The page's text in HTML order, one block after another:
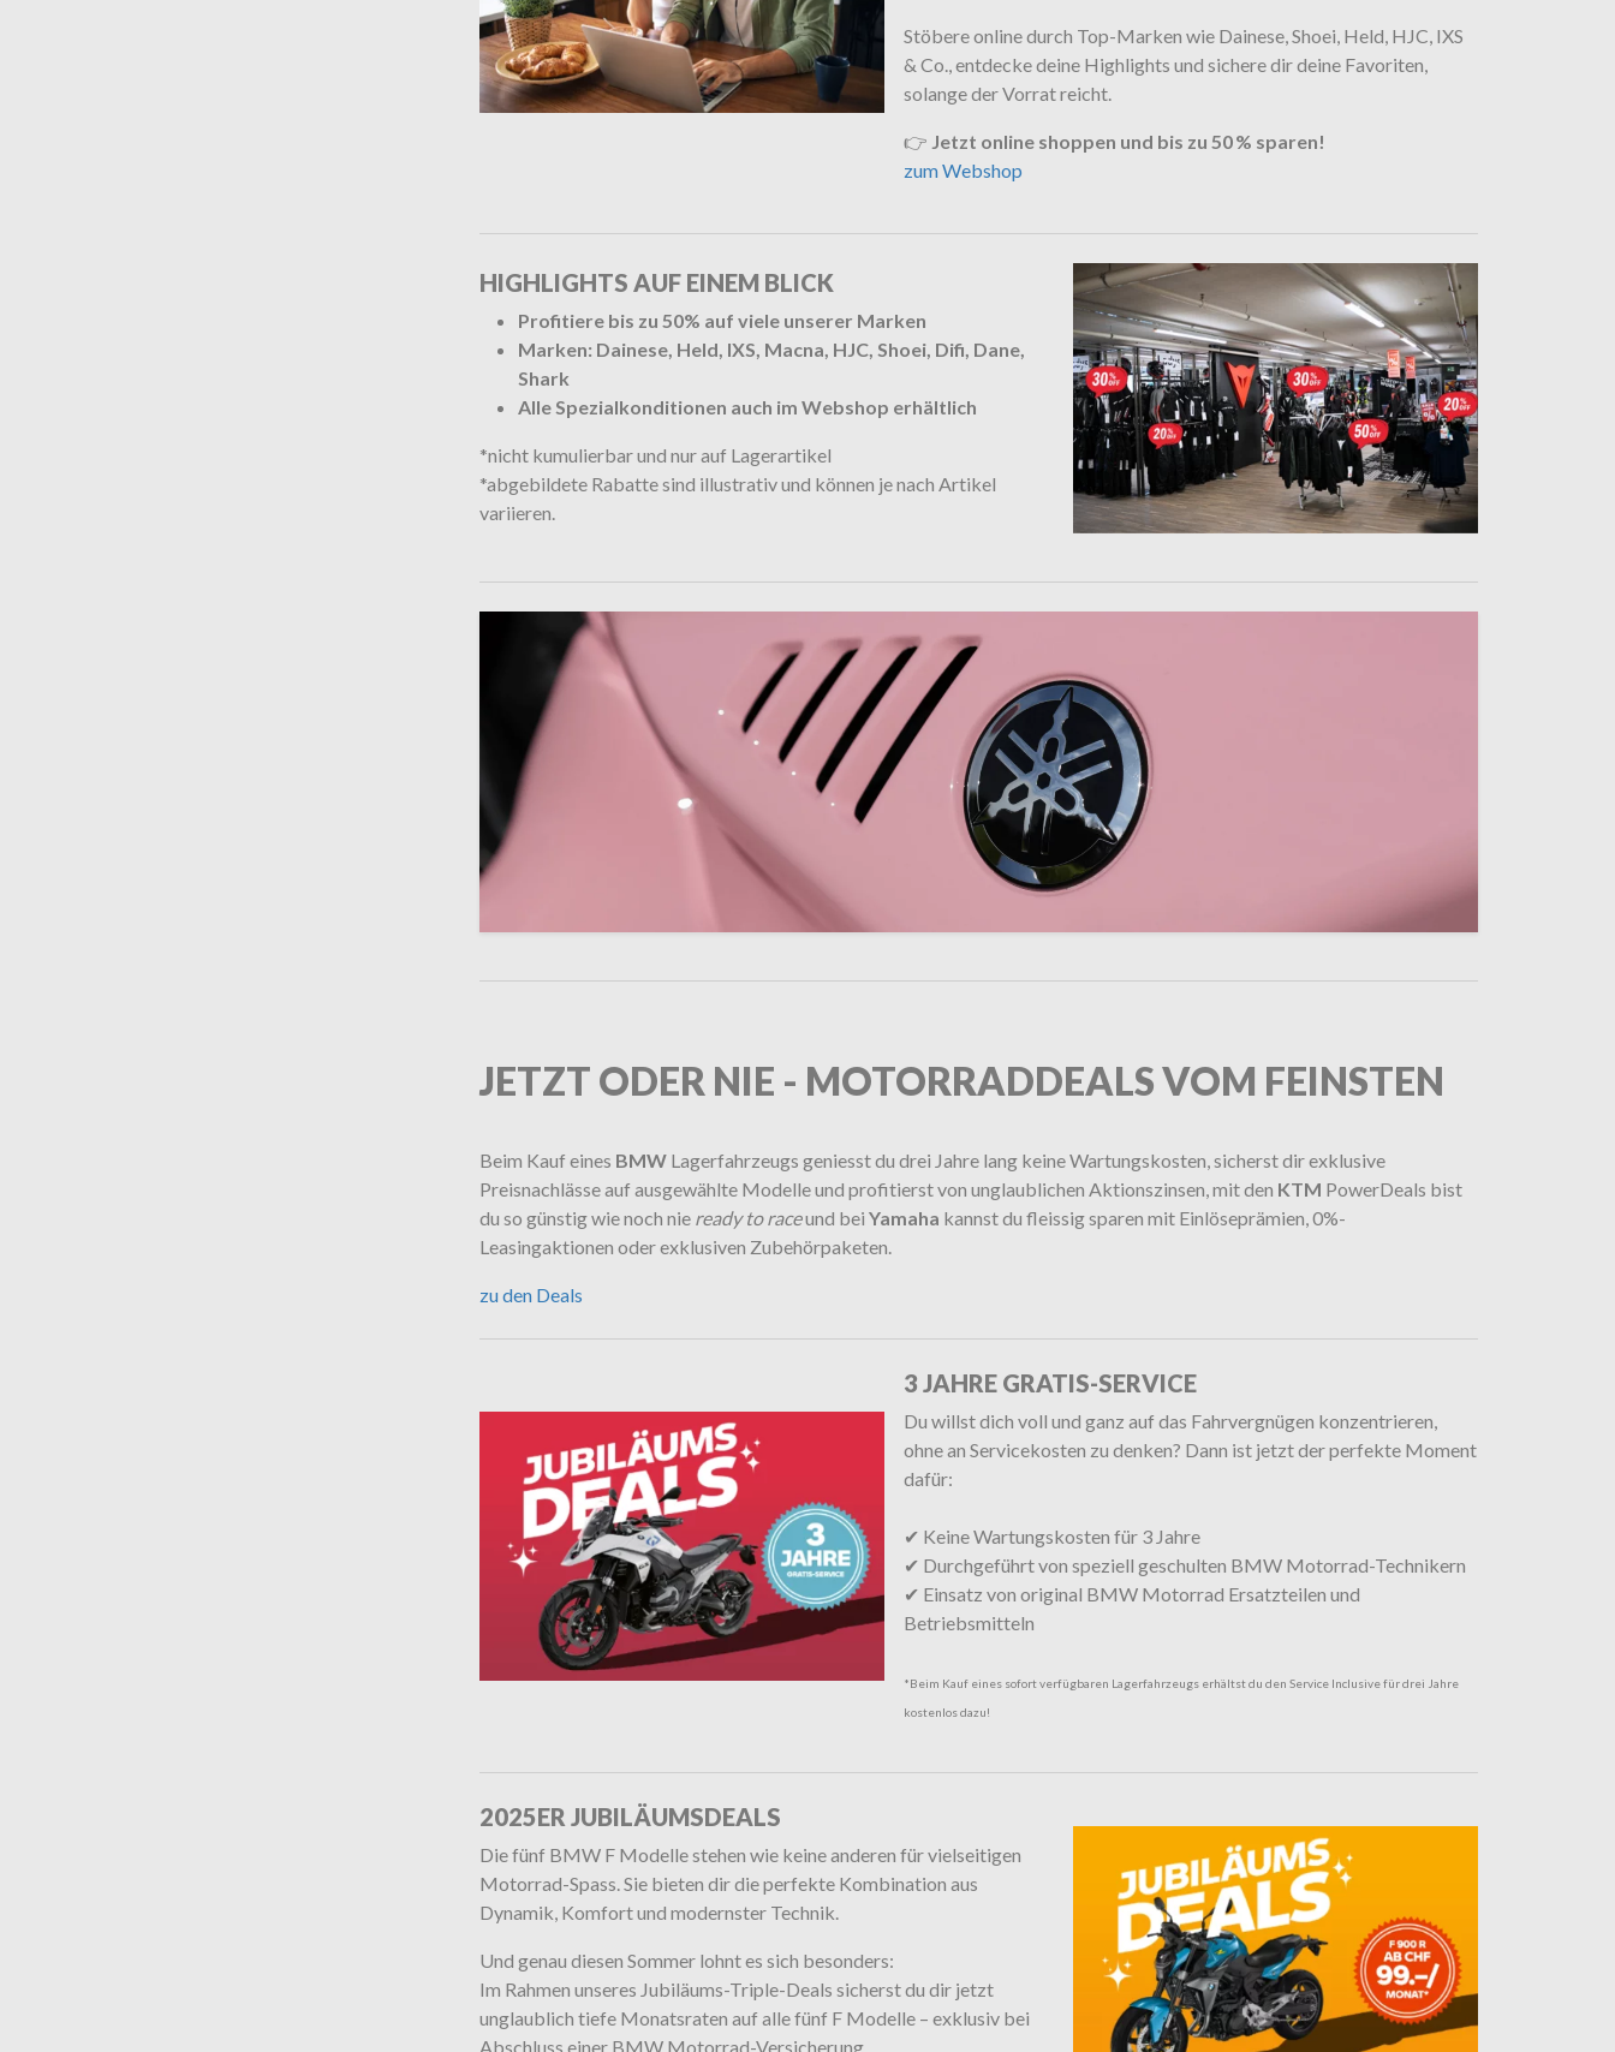
Stöbere online durch Top-Marken wie Dainese, Shoei, Held, HJC, IXS
& Co., entdecke deine Highlights und sichere dir deine Favoriten,
solange der Vorrat reicht.
👉 Jetzt online shoppen und bis zu 50 % sparen!
zum Webshop
HIGHLIGHTS AUF EINEM BLICK
Profitiere bis zu 50% auf viele unserer Marken
Marken: Dainese, Held, IXS, Macna, HJC, Shoei, Difi, Dane,
Shark
Alle Spezialkonditionen auch im Webshop erhältlich
*nicht kumulierbar und nur auf Lagerartikel
*abgebildete Rabatte sind illustrativ und können je nach Artikel
variieren.
JETZT ODER NIE - MOTORRADDEALS VOM FEINSTEN
Beim Kauf eines BMW Lagerfahrzeugs geniesst du drei Jahre lang keine Wartungskosten, sicherst dir exklusive
Preisnachlässe auf ausgewählte Modelle und profitierst von unglaublichen Aktionszinsen, mit den KTM PowerDeals bist
du so günstig wie noch nie ready to raceund bei Yamaha kannst du fleissig sparen mit Einlöseprämien, 0%-
Leasingaktionen oder exklusiven Zubehörpaketen.
zu den Deals
3 JAHRE GRATIS-SERVICE
Du willst dich voll und ganz auf das Fahrvergnügen konzentrieren,
ohne an Servicekosten zu denken? Dann ist jetzt der perfekte Moment
dafür:
✔ Keine Wartungskosten für 3 Jahre
✔ Durchgeführt von speziell geschulten BMW Motorrad-Technikern
✔ Einsatz von original BMW Motorrad Ersatzteilen und
Betriebsmitteln
*Beim Kauf eines sofort verfügbaren Lagerfahrzeugs erhältst du den Service Inclusive für drei Jahre
kostenlos dazu!
2025ER JUBILÄUMSDEALS
Die fünf BMW F Modelle stehen wie keine anderen für vielseitigen
Motorrad-Spass. Sie bieten dir die perfekte Kombination aus
Dynamik, Komfort und modernster Technik.
Und genau diesen Sommer lohnt es sich besonders:
Im Rahmen unseres Jubiläums-Triple-Deals sicherst du dir jetzt
unglaublich tiefe Monatsraten auf alle fünf F Modelle – exklusiv bei
Abschluss einer BMW Motorrad-Versicherung.